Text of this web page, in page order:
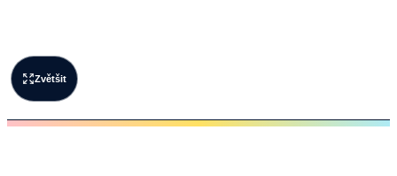
Zvětšit